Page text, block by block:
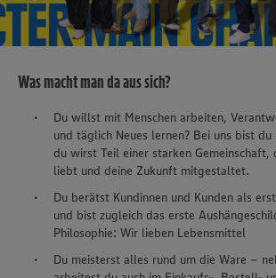
Was macht man da aus sich?
Du willst mit Menschen arbeiten,
und täglich Neues lernen? Bei uns bist
du wirst Teil einer starken Gemeinschaft,
liebt und deine Zukunft mitgestaltet.
Du berätst Kundinnen und Kunden als
und bist zugleich das erste
Philosophie: Wir lieben Lebensmittel
Du meisterst alles rund um die Ware –